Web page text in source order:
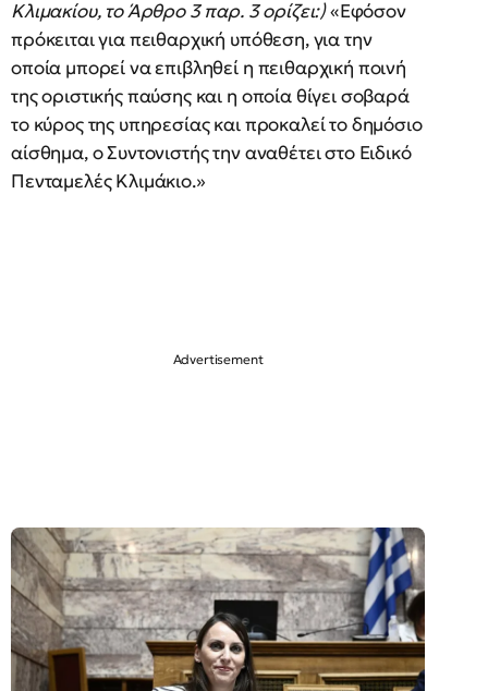
Κλιμακίου, το Άρθρο 3 παρ. 3 ορίζει:)«Eφόσον
πρόκειται για πειθαρχική υπόθεση, για την
οποία μπορεί να επιβληθεί η πειθαρχική ποινή
της οριστικής παύσης και η οποία θίγει σοβαρά
το κύρος της υπηρεσίας και προκαλεί το δημόσιο
αίσθημα, o Συντονιστής την αναθέτει στο Ειδικό
Πενταμελές Κλιμάκιο.»